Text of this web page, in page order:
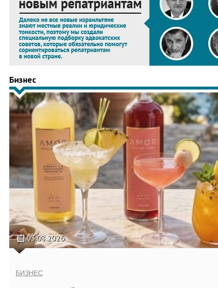
Бизнес
03.08.2026
БИЗНЕС